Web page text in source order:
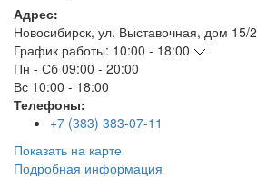
Адрес:
Новосибирск, ул. Выставочная, дом 15/2
График работы: 10:00 - 18:00
Пн - Сб 09:00 - 20:00
Вс 10:00 - 18:00
Телефоны:
+7 (383) 383-07-11
Показать на карте
Подробная информация